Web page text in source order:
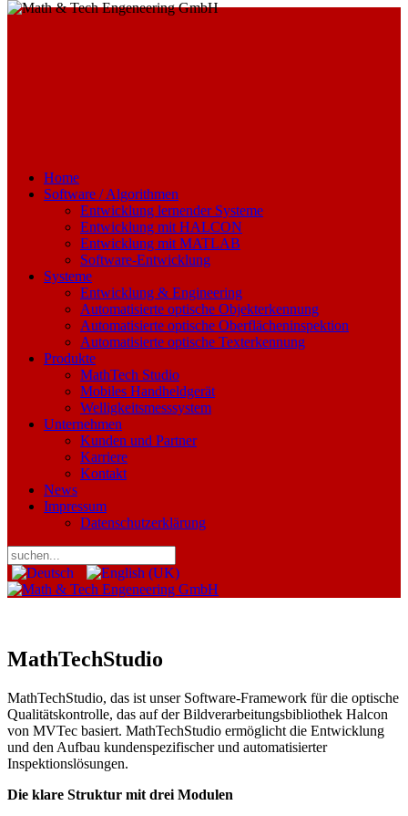
Home
Software / Algorithmen
Entwicklung lernender Systeme
Entwicklung mit HALCON
Entwicklung mit MATLAB
Software-Entwicklung
Systeme
Entwicklung & Engineering
Automatisierte optische Objekterkennung
Automatisierte optische Oberflächeninspektion
Automatisierte optische Texterkennung
Produkte
MathTech Studio
Mobiles Handheldgerät
Welligkeitsmesssystem
Unternehmen
Kunden und Partner
Karriere
Kontakt
News
Impressum
Datenschutzerklärung
MathTechStudio
MathTechStudio, das ist unser Software-Framework für die optische
Qualitätskontrolle, das auf der Bildverarbeitungsbibliothek Halcon
von MVTec basiert. MathTechStudio ermöglicht die Entwicklung
und den Aufbau kundenspezifischer und automatisierter
Inspektionslösungen.
Die klare Struktur mit drei Modulen